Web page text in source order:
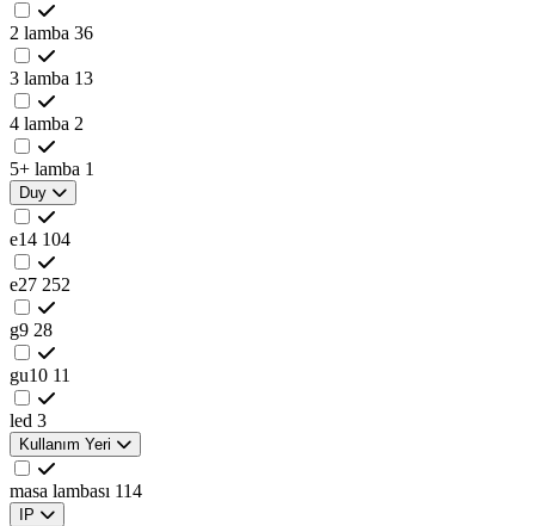
2 lamba 36
3 lamba 13
4 lamba 2
5+ lamba 1
Duy
e14 104
e27 252
g9 28
gu10 11
led 3
Kullanım Yeri
masa lambası 114
IP